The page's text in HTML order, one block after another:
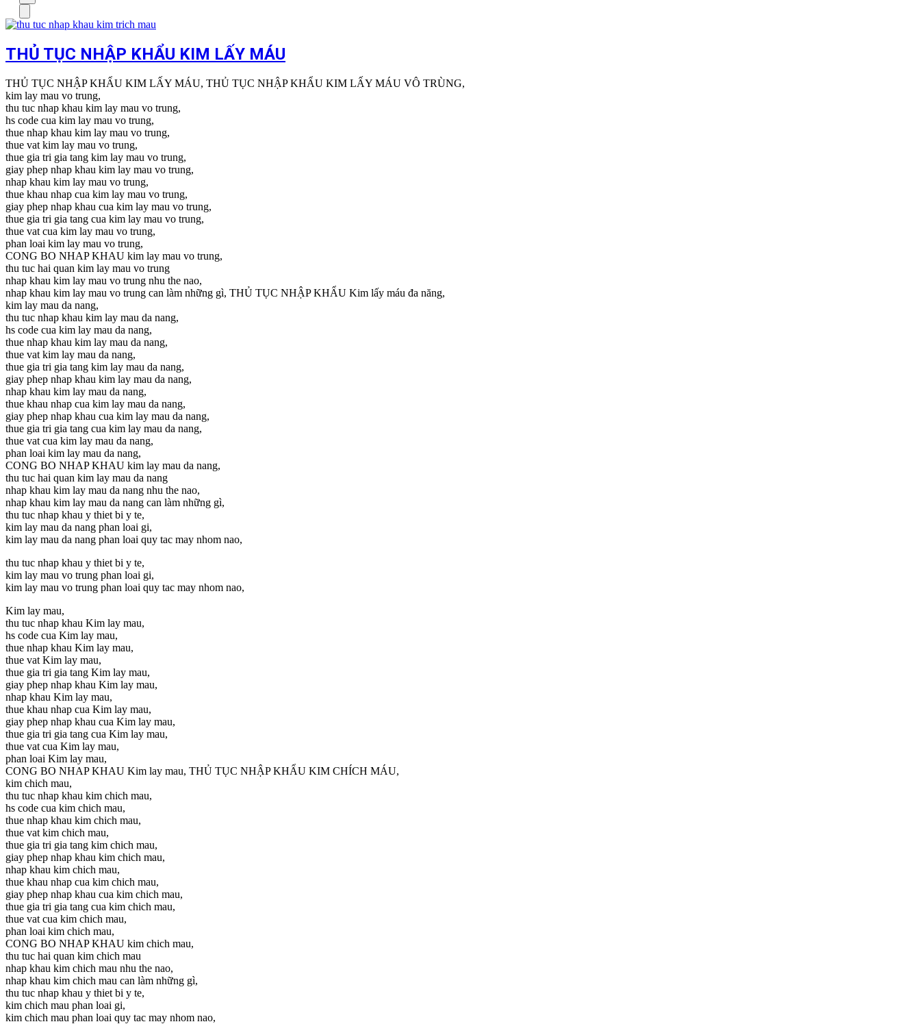
cho:
THỦ TỤC NHẬP KHẨU KIM LẤY MÁU
THỦ TỤC NHẬP KHẨU KIM LẤY MÁU, THỦ TỤC NHẬP KHẨU KIM LẤY MÁU VÔ TRÙNG,
kim lay mau vo trung,
thu tuc nhap khau kim lay mau vo trung,
hs code cua kim lay mau vo trung,
thue nhap khau kim lay mau vo trung,
thue vat kim lay mau vo trung,
thue gia tri gia tang kim lay mau vo trung,
giay phep nhap khau kim lay mau vo trung,
nhap khau kim lay mau vo trung,
thue khau nhap cua kim lay mau vo trung,
giay phep nhap khau cua kim lay mau vo trung,
thue gia tri gia tang cua kim lay mau vo trung,
thue vat cua kim lay mau vo trung,
phan loai kim lay mau vo trung,
CONG BO NHAP KHAU kim lay mau vo trung,
thu tuc hai quan kim lay mau vo trung
nhap khau kim lay mau vo trung nhu the nao,
nhap khau kim lay mau vo trung can làm những gì, THỦ TỤC NHẬP KHẨU Kim lấy máu đa năng,
kim lay mau da nang,
thu tuc nhap khau kim lay mau da nang,
hs code cua kim lay mau da nang,
thue nhap khau kim lay mau da nang,
thue vat kim lay mau da nang,
thue gia tri gia tang kim lay mau da nang,
giay phep nhap khau kim lay mau da nang,
nhap khau kim lay mau da nang,
thue khau nhap cua kim lay mau da nang,
giay phep nhap khau cua kim lay mau da nang,
thue gia tri gia tang cua kim lay mau da nang,
thue vat cua kim lay mau da nang,
phan loai kim lay mau da nang,
CONG BO NHAP KHAU kim lay mau da nang,
thu tuc hai quan kim lay mau da nang
nhap khau kim lay mau da nang nhu the nao,
nhap khau kim lay mau da nang can làm những gì,
thu tuc nhap khau y thiet bi y te,
kim lay mau da nang phan loai gi,
kim lay mau da nang phan loai quy tac may nhom nao,
thu tuc nhap khau y thiet bi y te,
kim lay mau vo trung phan loai gi,
kim lay mau vo trung phan loai quy tac may nhom nao,
Kim lay mau,
thu tuc nhap khau Kim lay mau,
hs code cua Kim lay mau,
thue nhap khau Kim lay mau,
thue vat Kim lay mau,
thue gia tri gia tang Kim lay mau,
giay phep nhap khau Kim lay mau,
nhap khau Kim lay mau,
thue khau nhap cua Kim lay mau,
giay phep nhap khau cua Kim lay mau,
thue gia tri gia tang cua Kim lay mau,
thue vat cua Kim lay mau,
phan loai Kim lay mau,
CONG BO NHAP KHAU Kim lay mau, THỦ TỤC NHẬP KHẨU KIM CHÍCH MÁU,
kim chich mau,
thu tuc nhap khau kim chich mau,
hs code cua kim chich mau,
thue nhap khau kim chich mau,
thue vat kim chich mau,
thue gia tri gia tang kim chich mau,
giay phep nhap khau kim chich mau,
nhap khau kim chich mau,
thue khau nhap cua kim chich mau,
giay phep nhap khau cua kim chich mau,
thue gia tri gia tang cua kim chich mau,
thue vat cua kim chich mau,
phan loai kim chich mau,
CONG BO NHAP KHAU kim chich mau,
thu tuc hai quan kim chich mau
nhap khau kim chich mau nhu the nao,
nhap khau kim chich mau can làm những gì,
thu tuc nhap khau y thiet bi y te,
kim chich mau phan loai gi,
kim chich mau phan loai quy tac may nhom nao,